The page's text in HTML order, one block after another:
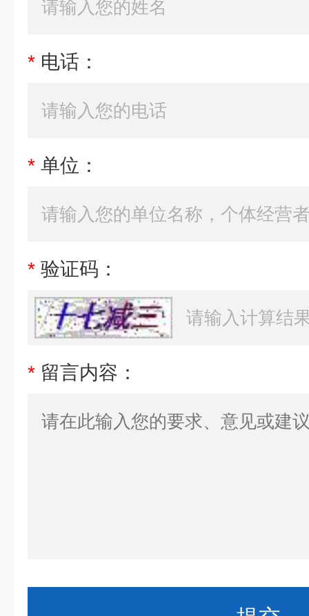
* 电话：
* 单位：
* 验证码：
* 留言内容：